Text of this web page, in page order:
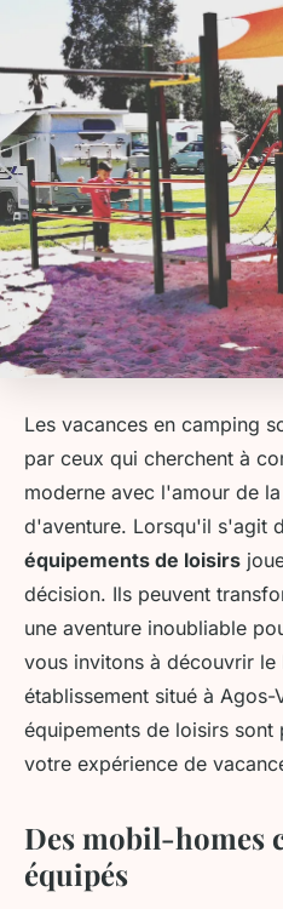
Les vacances en camping
par ceux qui cherchent à
moderne avec l'amour de
d'aventure. Lorsqu'il s'agit
équipements de loisirs
décision. Ils peuvent
une aventure inoubliable
vous invitons à découvrir le
établissement situé à Agos-
équipements de loisirs sont
votre expérience de
Des mobil-homes
équipés